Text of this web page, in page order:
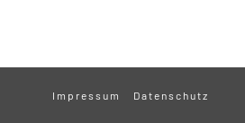
Impressum Datenschutz